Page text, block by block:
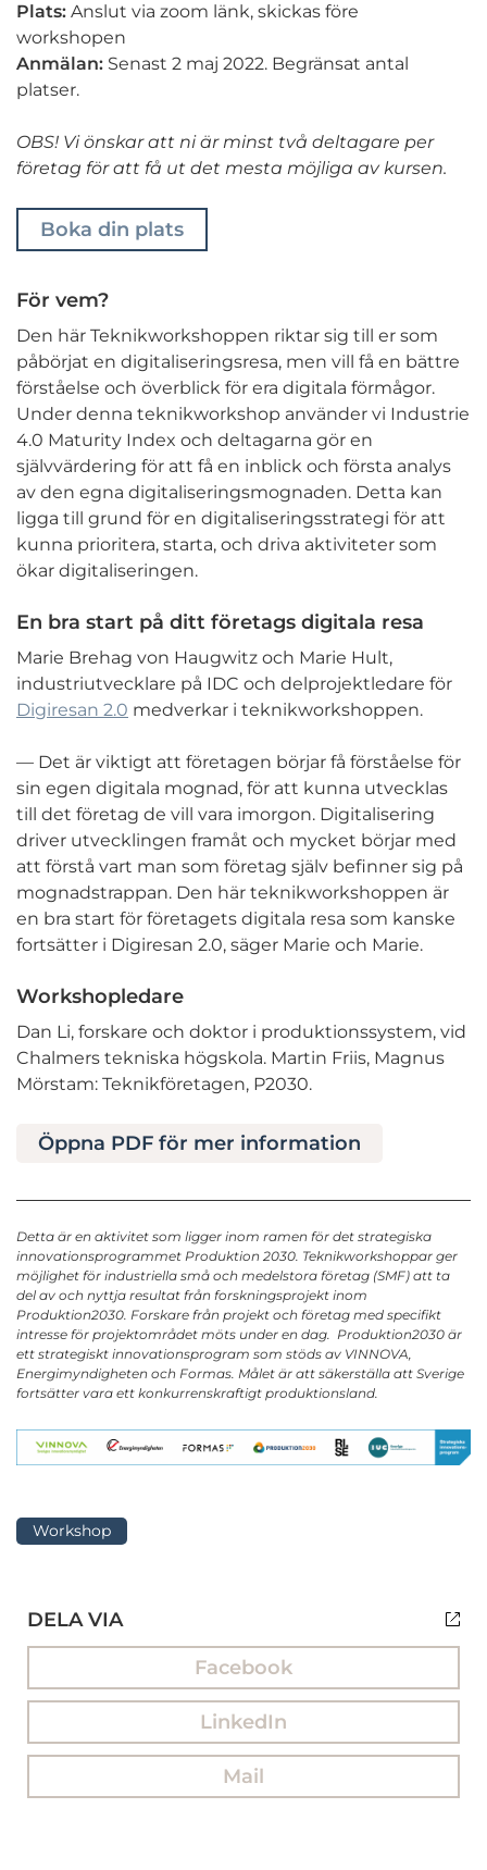
Plats: Anslut via zoom länk, skickas före
workshopen
Anmälan: Senast 2 maj 2022. Begränsat antal
platser.
OBS! Vi önskar att ni är minst två deltagare per
företag för att få ut det mesta möjliga av kursen.
Boka din plats
För vem?
Den här Teknikworkshoppen riktar sig till er som
påbörjat en digitaliseringsresa, men vill få en bättre
förståelse och överblick för era digitala förmågor.
Under denna teknikworkshop använder vi Industrie
4.0 Maturity Index och deltagarna gör en
självvärdering för att få en inblick och första analys
av den egna digitaliseringsmognaden. Detta kan
ligga till grund för en digitaliseringsstrategi för att
kunna prioritera, starta, och driva aktiviteter som
ökar digitaliseringen.
En bra start på ditt företags digitala resa
Marie Brehag von Haugwitz och Marie Hult,
industriutvecklare på IDC och delprojektledare för
Digiresan 2.0 medverkar i teknikworkshoppen.
— Det är viktigt att företagen börjar få förståelse för
sin egen digitala mognad, för att kunna utvecklas
till det företag de vill vara imorgon. Digitalisering
driver utvecklingen framåt och mycket börjar med
att förstå vart man som företag själv befinner sig på
mognadstrappan. Den här teknikworkshoppen är
en bra start för företagets digitala resa som kanske
fortsätter i Digiresan 2.0, säger Marie och Marie.
Workshopledare
Dan Li, forskare och doktor i produktionssystem, vid
Chalmers tekniska högskola. Martin Friis, Magnus
Mörstam: Teknikföretagen, P2030.
Öppna PDF för mer information
Detta är en aktivitet som ligger inom ramen för det strategiska
innovationsprogrammet Produktion 2030. Teknikworkshoppar ger
möjlighet för industriella små och medelstora företag (SMF) att ta
del av och nyttja resultat från forskningsprojekt inom
Produktion2030. Forskare från projekt och företag med specifikt
intresse för projektområdet möts under en dag. Produktion2030 är
ett strategiskt innovationsprogram som stöds av VINNOVA,
Energimyndigheten och Formas. Målet är att säkerställa att Sverige
fortsätter vara ett konkurrenskraftigt produktionsland.
Workshop
DELA VIA
Facebook
LinkedIn
Mail